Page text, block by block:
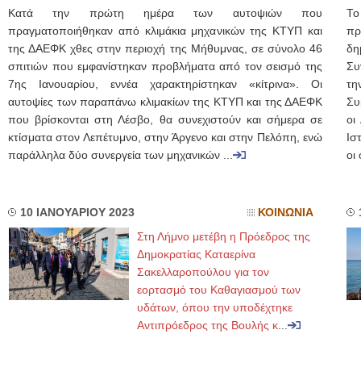
Κατά την πρώτη ημέρα των αυτοψιών που
πραγματοποιήθηκαν από κλιμάκια μηχανικών της ΚΤΥΠ και
της ΔΑΕΦΚ χθες στην περιοχή της Μήθυμνας, σε σύνολο 46
σπιτιών που εμφανίστηκαν προβλήματα από τον σεισμό της
7ης Ιανουαρίου, εννέα χαρακτηρίστηκαν «κίτρινα». Οι
αυτοψίες των παραπάνω κλιμακίων της ΚΤΥΠ και της ΔΑΕΦΚ
που βρίσκονται στη Λέσβο, θα συνεχιστούν και σήμερα σε
κτίσματα στον Λεπέτυμνο, στην Άργενο και στην Πελόπη, ενώ
παράλληλα δύο συνεργεία των μηχανικών ...
οι
οι
10 ΙΑΝΟΥΑΡΙΟΥ 2023 ΚΟΙΝΩΝΙΑ
Στη Λήμνο μετέβη η Πρόεδρος της
Δημοκρατίας Καταερίνα
Σακελλαροπούλου για τον
εορτασμό του Καθαγιασμού των
υδάτων, όπου την υποδέχτηκε
Αντιπρόεδρος της Βουλής κ